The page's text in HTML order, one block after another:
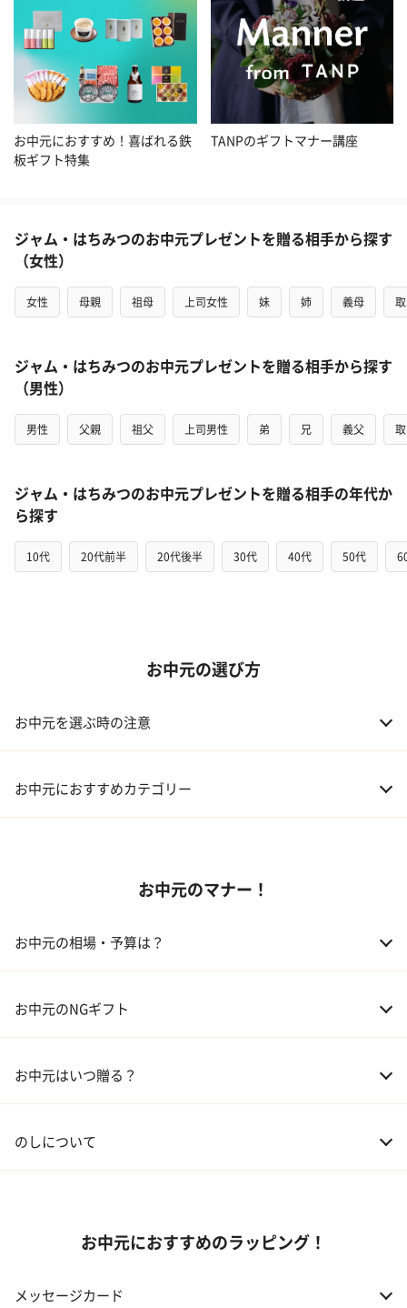
お中元におすすめ！喜ばれる鉄
板ギフト特集
TANPのギフトマナー講座
ジャム・はちみつのお中元プレゼントを贈る相手から探す
（女性）
女性 母親 祖母 上司女性 妹 姉 義母
ジャム・はちみつのお中元プレゼントを贈る相手から探す
（男性）
男性 父親 祖父 上司男性 弟 兄 義父
ジャム・はちみつのお中元プレゼントを贈る相手の年代か
ら探す
10代 20代前半 20代後半 30代 40代 50代
お中元の選び方
お中元を選ぶ時の注意
お中元におすすめカテゴリー
03 ギフトカタログ
お中元のマナー！
お中元の相場・予算は？
02 兄弟、姉妹 3,000～5,000円
04 会社の上司 5,000円程度
お中元のNGギフト
お中元はいつ贈る？
のしについて
お中元におすすめのラッピング！
メッセージカード